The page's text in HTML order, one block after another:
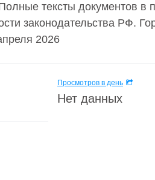
тексты документов в
законодательства РФ.
2026
Просмотров в день
Нет данных